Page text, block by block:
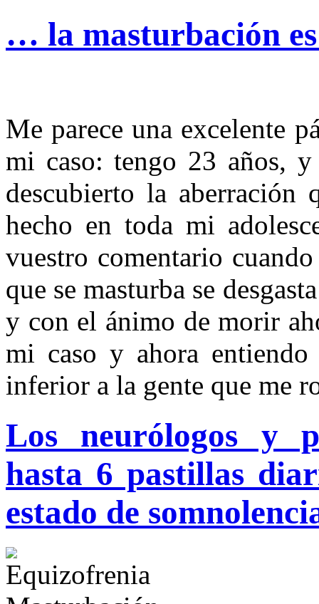
… la masturbación
Me parece una excelente
mi caso: tengo 23 años, y
descubierto la aberración
hecho en toda mi
vuestro comentario
que se masturba se
y con el ánimo de morir
mi caso y ahora
inferior a la gente que me
Los neurólogos y
hasta 6 pastillas
estado de